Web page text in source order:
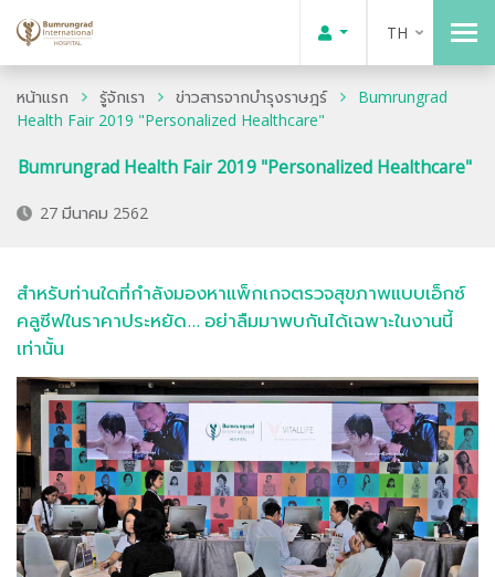
TH
หน้าแรก รู้จักเรา ข่าวสารจากบำรุงราษฎร์
Bumrungrad
Health Fair 2019 "Personalized Healthcare"
Bumrungrad Health Fair 2019 "Personalized Healthcare"
27 มีนาคม 2562
สำหรับท่านใดที่กำลังมองหาแพ็กเกจตรวจสุขภาพแบบเอ็กซ์
คลูซีฟในราคาประหยัด... อย่าลืมมาพบกันได้เฉพาะในงานนี้
เท่านั้น